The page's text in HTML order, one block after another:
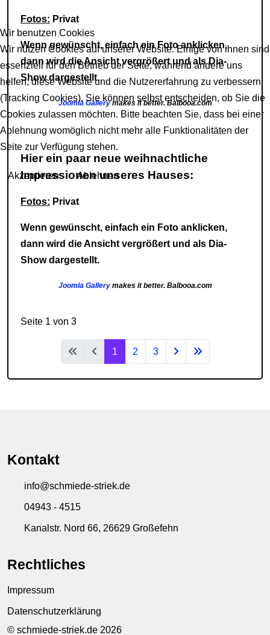
Fotos: Privat
Wenn gewünscht, einfach ein Foto anklicken,
dann wird die Ansicht vergrößert und als Dia-
Show dargestellt.
Joomla Gallerymakes it better. Balbooa.com
Hier ein paar neue weihnachtliche
Impressionen unseres Hauses:
Fotos: Privat
Wenn gewünscht, einfach ein Foto anklicken,
dann wird die Ansicht vergrößert und als Dia-
Show dargestellt.
Joomla Gallerymakes it better. Balbooa.com
Seite 1 von 3
1 2 3
Kontakt
info@schmiede-striek.de
04943 - 4515
Kanalstr. Nord 66, 26629 Großefehn
Rechtliches
Impressum
Datenschutzerklärung
© schmiede-striek.de 2026
Wir benutzen Cookies
Wir nutzen Cookies auf unserer Website. Einige von ihnen sind
essenziell für den Betrieb der Seite, während andere uns
helfen, diese Website und die Nutzererfahrung zu verbessern
(Tracking Cookies). Sie können selbst entscheiden, ob Sie die
Cookies zulassen möchten. Bitte beachten Sie, dass bei einer
Ablehnung womöglich nicht mehr alle Funktionalitäten der
Seite zur Verfügung stehen.
Akzeptieren Ablehnen